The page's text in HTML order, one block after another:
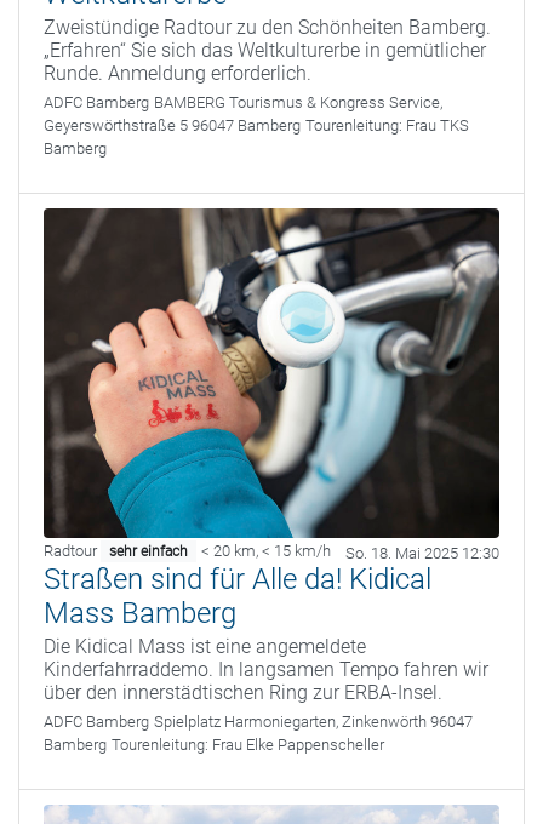
Zweistündige Radtour zu den Schönheiten Bamberg.
„Erfahren“ Sie sich das Weltkulturerbe in gemütlicher
Runde. Anmeldung erforderlich.
ADFC Bamberg BAMBERG Tourismus & Kongress Service,
Geyerswörthstraße 5 96047 Bamberg Tourenleitung: Frau TKS
Bamberg
Radtour sehr einfach < 20 km, < 15 km/h So. 18. Mai 2025 12:30
Straßen sind für Alle da! Kidical
Mass Bamberg
Die Kidical Mass ist eine angemeldete
Kinderfahrraddemo. In langsamen Tempo fahren wir
über den innerstädtischen Ring zur ERBA-Insel.
ADFC Bamberg Spielplatz Harmoniegarten, Zinkenwörth 96047
Bamberg Tourenleitung: Frau Elke Pappenscheller